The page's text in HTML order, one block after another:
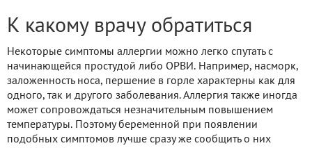
К какому врачу обратиться
Некоторые симптомы аллергии можно легко спутать с
начинающейся простудой либо ОРВИ. Например, насморк,
заложенность носа, першение в горле характерны как для
одного, так и другого заболевания. Аллергия также иногда
может сопровождаться незначительным повышением
температуры. Поэтому беременной при появлении
подобных симптомов лучше сразу же сообщить о них